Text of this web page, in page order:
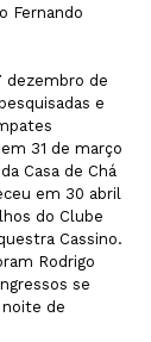
Fernando
dezembro de
e
31 de março
Casa de Chá
em 30 abril
do Clube
Cassino.
Rodrigo
se
noite de